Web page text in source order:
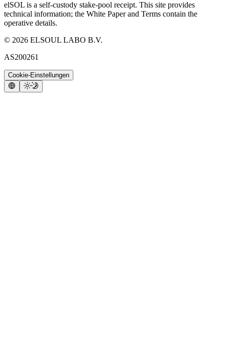
elSOL is a self-custody stake-pool receipt. This site provides
technical information; the White Paper and Terms contain the
operative details.
© 2026 ELSOUL LABO B.V.
AS200261
Cookie-Einstellungen